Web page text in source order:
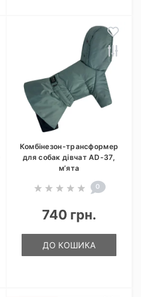
Комбінезон-трансформер
для собак дівчат AD-37,
м’ята
0
740 грн.
ДО КОШИКА